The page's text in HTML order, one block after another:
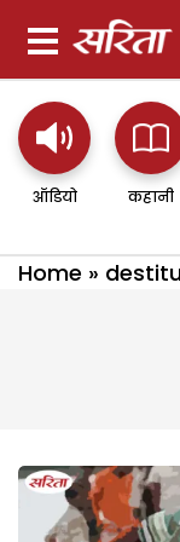
ऑडियो कहानी
Home »